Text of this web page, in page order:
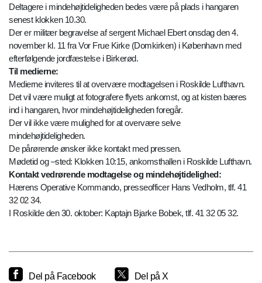
Deltagere i mindehøjtideligheden bedes være på plads i hangaren
senest klokken 10.30.
Der er militær begravelse af sergent Michael Ebert onsdag den 4.
november kl. 11 fra Vor Frue Kirke (Domkirken) i København med
efterfølgende jordfæstelse i Birkerød.
Til medierne:
Medierne inviteres til at overvære modtagelsen i Roskilde Lufthavn.
Det vil være muligt at fotografere flyets ankomst, og at kisten bæres
ind i hangaren, hvor mindehøjtideligheden foregår.
Der vil ikke være mulighed for at overvære selve
mindehøjtideligheden.
De pårørende ønsker ikke kontakt med pressen.
Mødetid og –sted: Klokken 10:15, ankomsthallen i Roskilde Lufthavn.
Kontakt vedrørende modtagelse og mindehøjtidelighed:
Hærens Operative Kommando, presseofficer Hans Vedholm, tlf. 41
32 02 34.
I Roskilde den 30. oktober: Kaptajn Bjarke Bobek, tlf. 41 32 05 32.
Del på Facebook Del på X